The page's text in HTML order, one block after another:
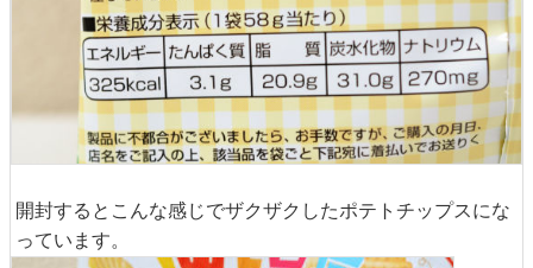
開封するとこんな感じでザクザクしたポテトチップスにな
っています。